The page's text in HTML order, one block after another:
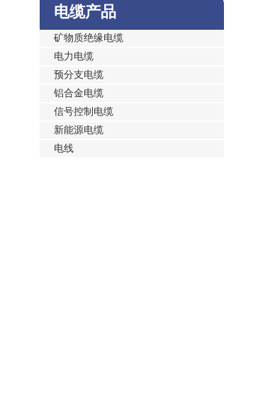
电缆产品
矿物质绝缘电缆
电力电缆
预分支电缆
铝合金电缆
信号控制电缆
新能源电缆
电线